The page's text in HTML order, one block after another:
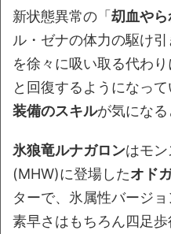
新状態異常の「 刧血やら
ル・ゼナの体力の駆け
を徐々に吸い取る代わ
と回復するようになっ
装備のスキルが気にな
氷狼竜ルナガロンはモ
(MHW)に登場したオド
ターで、氷属性バージ
素早さはもちろん四足